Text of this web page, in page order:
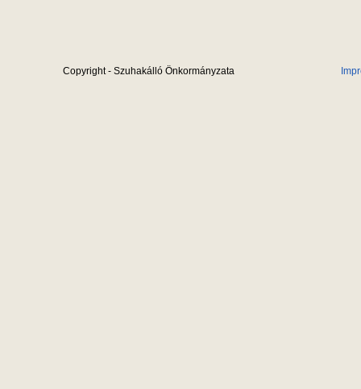
Copyright - Szuhakálló Önkormányzata